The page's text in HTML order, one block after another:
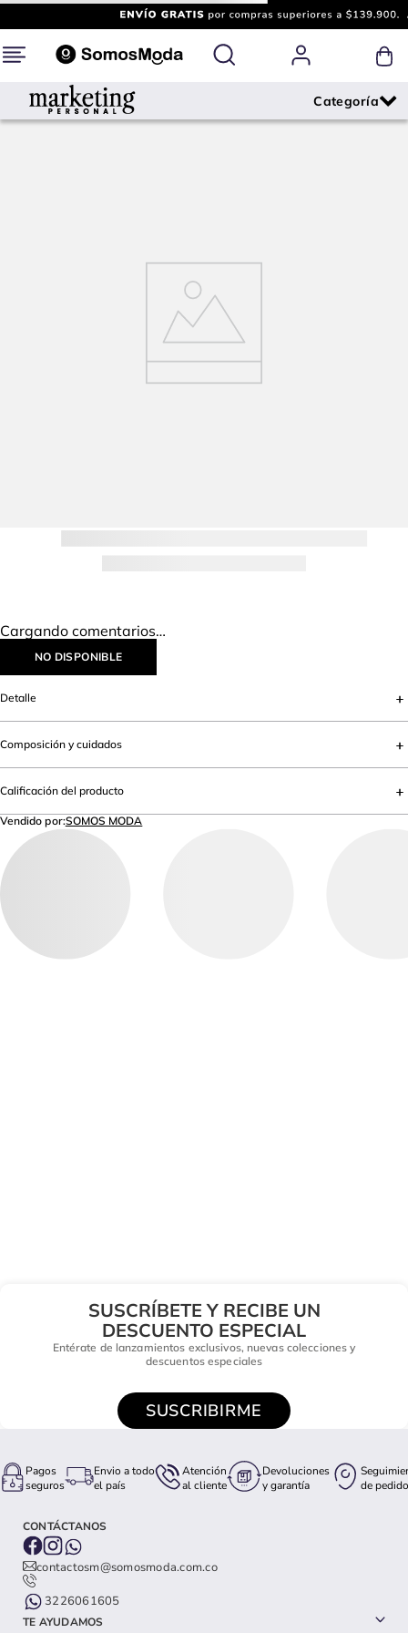
Cargando comentarios…
NO DISPONIBLE
Detalle
Composición y cuidados
Calificación del producto
Vendido por:SOMOS MODA
SUSCRÍBETE Y RECIBE UN
DESCUENTO ESPECIAL
Entérate de lanzamientos exclusivos, nuevas colecciones y
descuentos especiales
SUSCRIBIRME
Pagos
seguros
Envio a todo
el país
Atención
al cliente
Devoluciones
y garantía
de pedido
CONTÁCTANOS
contactosm@somosmoda.com.co
3226061605
TE AYUDAMOS